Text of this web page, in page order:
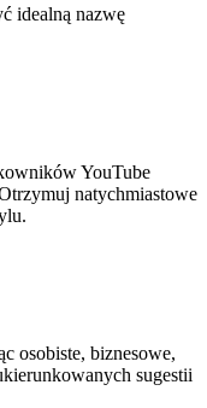
idealną nazwę
YouTube
natychmiastowe
osobiste, biznesowe,
sugestii